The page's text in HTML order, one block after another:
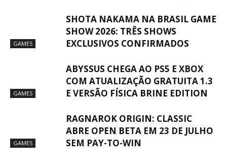
GAMES
SHOTA NAKAMA NA BRASIL GAME
SHOW 2026: TRÊS SHOWS
EXCLUSIVOS CONFIRMADOS
GAMES
ABYSSUS CHEGA AO PS5 E XBOX
COM ATUALIZAÇÃO GRATUITA 1.3
E VERSÃO FÍSICA BRINE EDITION
GAMES
RAGNAROK ORIGIN: CLASSIC
ABRE OPEN BETA EM 23 DE JULHO
SEM PAY-TO-WIN